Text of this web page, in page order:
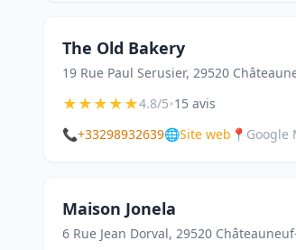
The Old Bakery
19 Rue Paul Serusier, 29520
★★★★★4.8/5•15 avis
📞+33298932639🌐Site web 📍 Google
Maison Jonela
6 Rue Jean Dorval, 29520